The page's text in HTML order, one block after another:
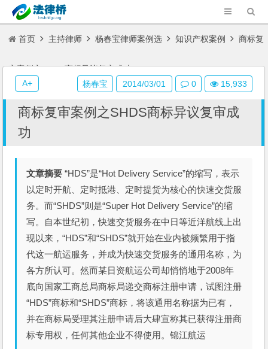
首页 主持律师 杨春宝律师案例选 知识产权案例 商标复
审案例之SHDS商标异议复审成功
商标复审案例之SHDS商标异议复审成
功
文章摘要 “HDS”是“Hot Delivery Service”的缩写，表示
以定时开航、定时抵港、定时提货为核心的快速交货服
务。而“SHDS”则是“Super Hot Delivery Service”的缩
写。自本世纪初，快速交货服务在中日等近洋航线上出
现以来，“HDS”和“SHDS”就开始在业内被频繁用于指
代这一航运服务，并成为快速交货服务的通用名称，为
各方所认可。然而某日资航运公司却悄悄地于2008年
底向国家工商总局商标局递交商标注册申请，试图注册
“HDS”商标和“SHDS”商标，将该通用名称据为已有，
并在商标局受理其注册申请后大肆宣称其已获得注册商
标专用权，任何其他企业不得使用。锦江航运
杨春宝 2014/03/01 0 15,933
A+